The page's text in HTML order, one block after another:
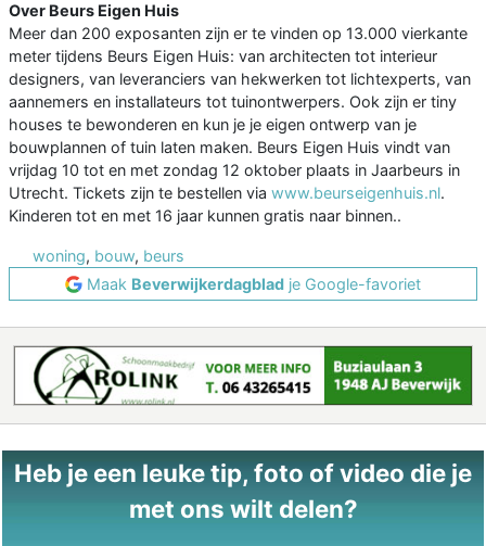
Over Beurs Eigen Huis
Meer dan 200 exposanten zijn er te vinden op 13.000 vierkante
meter tijdens Beurs Eigen Huis: van architecten tot interieur
designers, van leveranciers van hekwerken tot lichtexperts, van
aannemers en installateurs tot tuinontwerpers. Ook zijn er tiny
houses te bewonderen en kun je je eigen ontwerp van je
bouwplannen of tuin laten maken. Beurs Eigen Huis vindt van
vrijdag 10 tot en met zondag 12 oktober plaats in Jaarbeurs in
Utrecht. Tickets zijn te bestellen via www.beurseigenhuis.nl.
Kinderen tot en met 16 jaar kunnen gratis naar binnen..
woning, bouw, beurs
Maak Beverwijkerdagblad je Google-favoriet
Heb je een leuke tip, foto of video die je
met ons wilt delen?